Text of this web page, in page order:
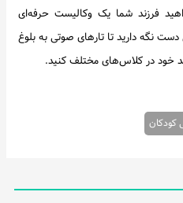
فرزند شما یک وکالیست حرفه‌ای
است که تا سن ۱۵ سالگی دست نگه دارید تا تارهای صوتی به بلوغ
خود در کلاس‌های مختلف کنید.
کودکان